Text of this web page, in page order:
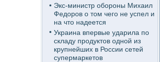
Экс-министр обороны Михаил
Федоров о том чего не успел и
на что надеется
Украина впервые ударила по
складу продуктов одной из
крупнейших в России сетей
супермаркетов